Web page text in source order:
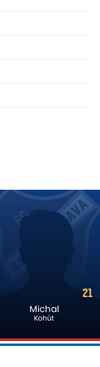
99
Vlasiy
Sinyavskiy